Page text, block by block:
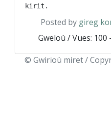
Posted by gireg
Gweloù / Vues: 100
© Gwirioù miret /